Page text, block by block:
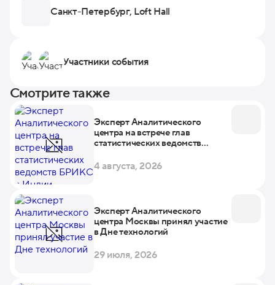
Санкт-Петербург, Loft Hall
Участники события
Смотрите также
Эксперт Аналитического
центра на встрече глав
статистических ведомств
4 августа, 2026
Эксперт Аналитического
центра Москвы принял участие
в Дне технологий
29 июля, 2026